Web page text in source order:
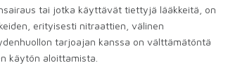
tai jotka käyttävät tiettyjä lääkkeitä, on
erityisesti nitraattien, välinen
tarjoajan kanssa on välttämätöntä
käytön aloittamista.